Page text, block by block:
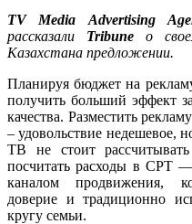
TV
Media Advertising
рассказали Tribuneо
Казахстана предложении.
Планируя бюджет на
получить больший эффект
качества. Разместить
– удовольствие недешевое,
ТВ не стоит
посчитать расходы в CPT
каналом продвижения,
доверие и традиционно
кругу семьи.